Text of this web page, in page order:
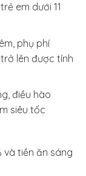
em dưới 11
phụ phí
lên được tính
điều hào
siêu tốc
và tiền ăn sáng